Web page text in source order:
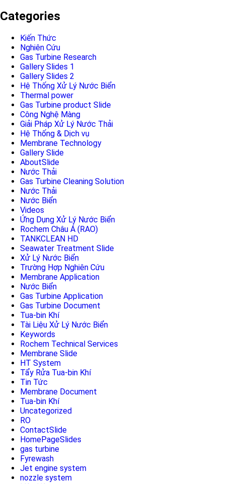
Categories
Kiến Thức
Nghiên Cứu
Gas Turbine Research
Gallery Slides 1
Gallery Slides 2
Hệ Thống Xử Lý Nước Biển
Thermal power
Gas Turbine product Slide
Công Nghệ Màng
Giải Pháp Xử Lý Nước Thải
Hệ Thống & Dịch vụ
Membrane Technology
Gallery Slide
AboutSlide
Nước Thải
Gas Turbine Cleaning Solution
Nước Thải
Nước Biển
Videos
Ứng Dụng Xử Lý Nước Biển
Rochem Châu Á (RAO)
TANKCLEAN HD
Seawater Treatment Slide
Xử Lý Nước Biển
Trường Hợp Nghiên Cứu
Membrane Application
Nước Biển
Gas Turbine Application
Gas Turbine Document
Tua-bin Khí
Tài Liệu Xử Lý Nước Biển
Keywords
Rochem Technical Services
Membrane Slide
HT System
Tẩy Rửa Tua-bin Khí
Tin Tức
Membrane Document
Tua-bin Khí
Uncategorized
RO
ContactSlide
HomePageSlides
gas turbine
Fyrewash
Jet engine system
nozzle system